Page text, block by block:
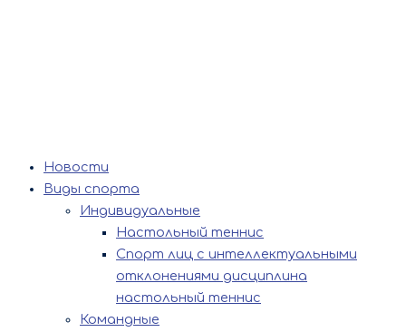
Новости
Виды спорта
Индивидуальные
Настольный теннис
Спорт лиц с интеллектуальными
отклонениями дисциплина
настольный теннис
Командные